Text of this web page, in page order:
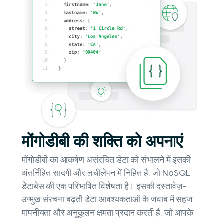
मोंगोडीबी की शक्ति को अपनाएं
मोंगोडीबी का आकर्षण असंरचित डेटा को संभालने में इसकी
अंतर्निहित सादगी और लचीलेपन में निहित है, जो NoSQL
डेटाबेस की एक परिभाषित विशेषता है। इसकी दस्तावेज़-
उन्मुख संरचना बढ़ती डेटा आवश्यकताओं के जवाब में सहज
मापनीयता और अनुकूलन क्षमता प्रदान करती है, जो आपके